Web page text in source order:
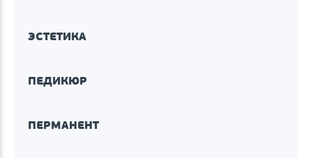
ЭСТЕТИКА
ПЕДИКЮР
ПЕРМАНЕНТ